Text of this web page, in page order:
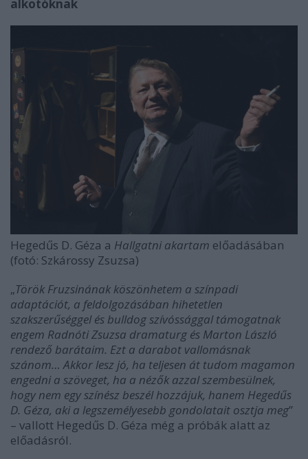
alkotóknak
Hegedűs D. Géza a Hallgatni akartam előadásában
(fotó: Szkárossy Zsuzsa)
„Török Fruzsinának köszönhetem a színpadi
adaptációt, a feldolgozásában hihetetlen
szakszerűséggel és bulldog szívóssággal támogatnak
engem Radnóti Zsuzsa dramaturg és Marton László
rendező barátaim. Ezt a darabot vallomásnak
szánom… Akkor lesz jó, ha teljesen át tudom magamon
engedni a szöveget, ha a nézők azzal szembesülnek,
hogy nem egy színész beszél hozzájuk, hanem Hegedűs
D. Géza, aki a legszemélyesebb gondolatait osztja meg”
– vallott Hegedűs D. Géza még a próbák alatt az
előadásról.